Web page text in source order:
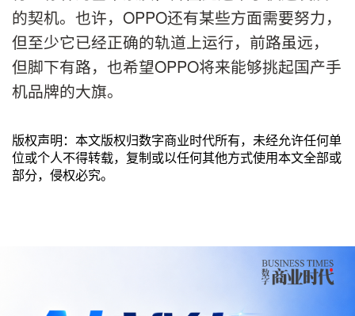
的契机。也许，OPPO还有某些方面需要努力，
但至少它已经正确的轨道上运行，前路虽远，
但脚下有路，也希望OPPO将来能够挑起国产手
机品牌的大旗。
版权声明：本文版权归数字商业时代所有，未经允许任何单
位或个人不得转载，复制或以任何其他方式使用本文全部或
部分，侵权必究。